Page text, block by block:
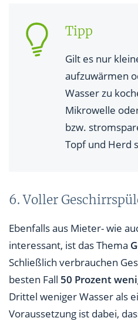
Tipp
Gilt es nur
aufzuwärmen
Wasser zu
Mikrowelle
bzw.
Topf und Herd
6. Voller
Ebenfalls aus Mieter- wie
interessant, ist das Thema
Schließlich verbrauchen
besten Fall 50 Prozent
Drittel weniger Wasser als
Voraussetzung ist dabei,